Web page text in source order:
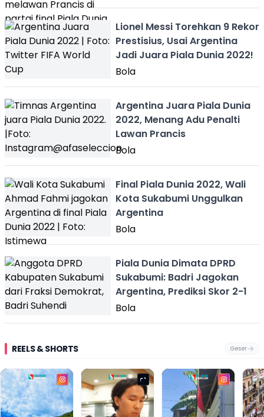
Lionel Messi Torehkan 9 Rekor
Prestisius, Usai Argentina
Jadi Juara Piala Dunia 2022!
Bola
Argentina Juara Piala Dunia
2022, Menang Adu Penalti
Lawan Prancis
Bola
Final Piala Dunia 2022, Wali
Kota Sukabumi Unggulkan
Argentina
Bola
Piala Dunia Dimata DPRD
Sukabumi: Badri Jagokan
Argentina, Prediksi Skor 2-1
Bola
REELS & SHORTS Geser